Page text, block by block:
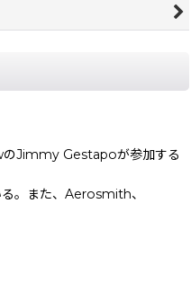
のJimmy Gestapoが参加する
。また、Aerosmith、